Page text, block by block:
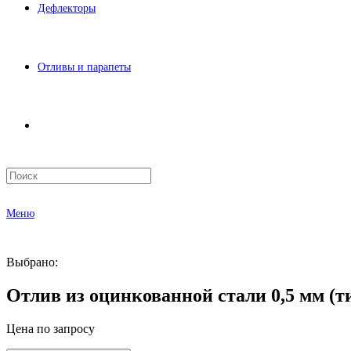
Дефлекторы
Отливы и парапеты
Меню
Выбрано:
Отлив из оцинкованной стали 0,5 мм
Цена по запросу